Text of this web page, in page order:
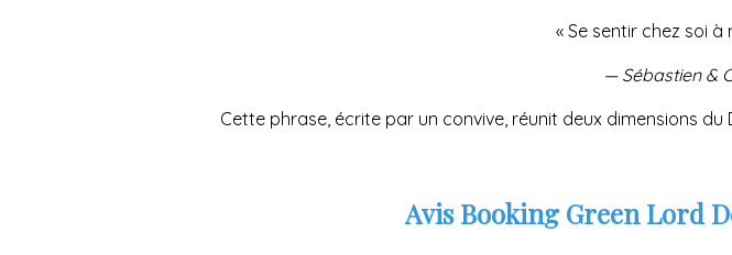
« Se sentir chez soi à
— Sébastien &
Cette phrase, écrite par un convive, réunit deux dimensions du
Avis Booking Green Lord